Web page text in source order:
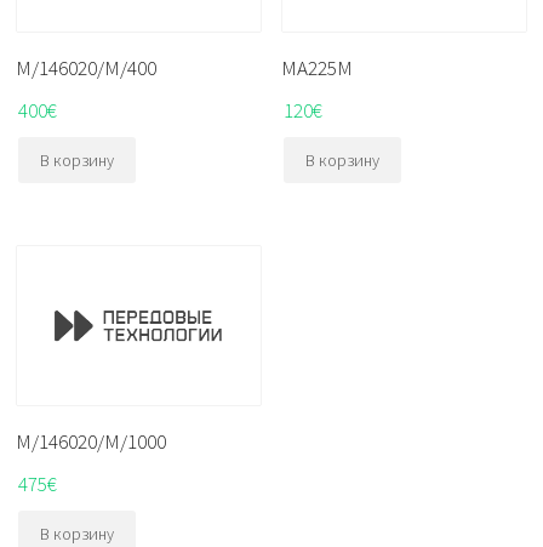
M/146020/M/400
400€
В корзину
MA225M
120€
В корзину
M/146020/M/1000
475€
В корзину